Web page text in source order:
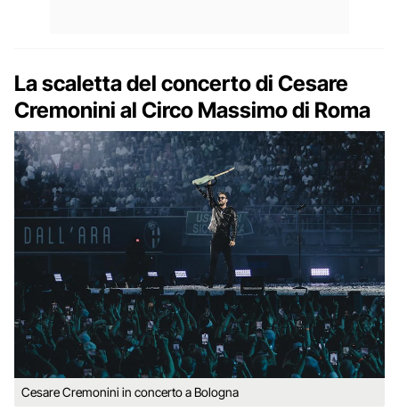
La scaletta del concerto di Cesare
Cremonini al Circo Massimo di Roma
Cesare Cremonini in concerto a Bologna